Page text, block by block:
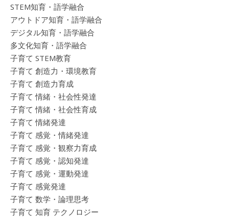
STEM知育・語学融合
アウトドア知育・語学融合
デジタル知育・語学融合
多文化知育・語学融合
子育て STEM教育
子育て 創造力・環境教育
子育て 創造力育成
子育て 情緒・社会性発達
子育て 情緒・社会性育成
子育て 情緒発達
子育て 感覚・情緒発達
子育て 感覚・観察力育成
子育て 感覚・認知発達
子育て 感覚・運動発達
子育て 感覚発達
子育て 数学・論理思考
子育て 知育 テクノロジー